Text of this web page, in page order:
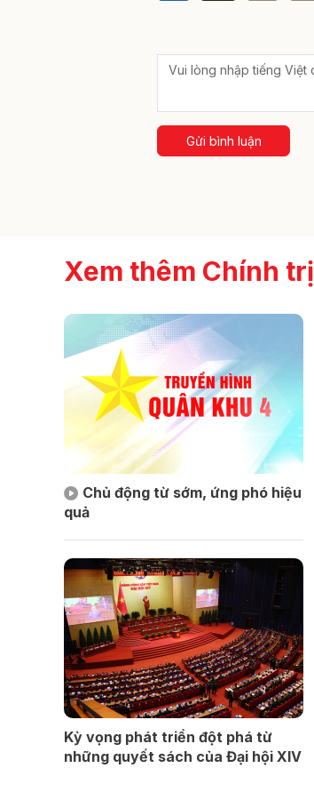
Gửi bình luận
Xem thêm Chính trị
Chủ động từ sớm, ứng phó hiệu
quả
Kỳ vọng phát triển đột phá từ
những quyết sách của Đại hội XIV